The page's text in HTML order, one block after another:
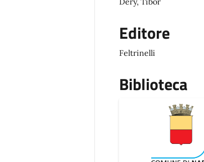
Editore
Feltrinelli
Biblioteca